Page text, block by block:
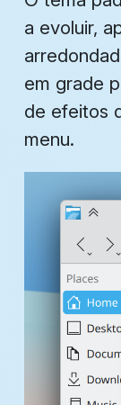
a evoluir,
em grade
de efeitos
menu.